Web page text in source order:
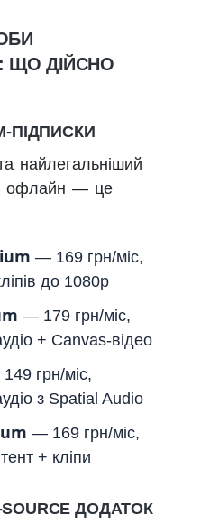
ЩО ДІЙСНО
ПІДПИСКИ
найлегальніший
офлайн — це
— 169 грн/міс,
до 1080p
— 179 грн/міс,
+ Canvas-відео
грн/міс,
з Spatial Audio
— 169 грн/міс,
+ кліпи
SOURCE ДОДАТОК